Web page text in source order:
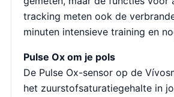
tracking meten ook de
minuten intensieve training en
Pulse Ox om je pols
De Pulse Ox-sensor op de
het zuurstofsaturatiegehalte in